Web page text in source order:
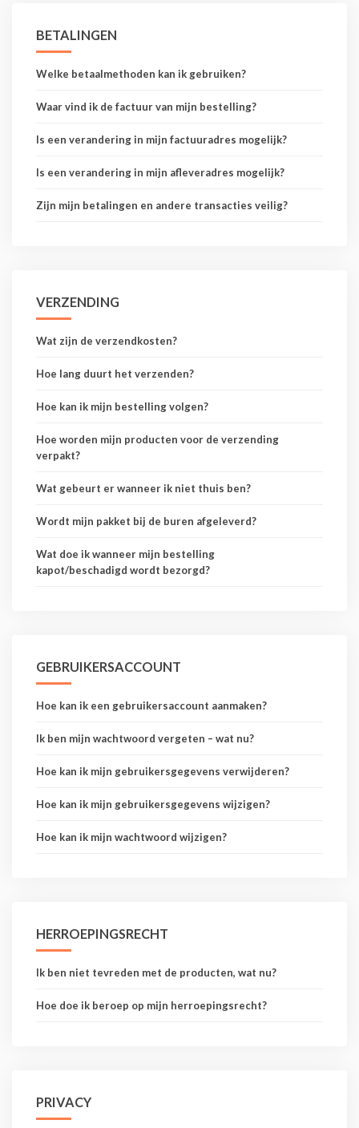
BETALINGEN
Welke betaalmethoden kan ik gebruiken?
Waar vind ik de factuur van mijn bestelling?
Is een verandering in mijn factuuradres mogelijk?
Is een verandering in mijn afleveradres mogelijk?
Zijn mijn betalingen en andere transacties veilig?
VERZENDING
Wat zijn de verzendkosten?
Hoe lang duurt het verzenden?
Hoe kan ik mijn bestelling volgen?
Hoe worden mijn producten voor de verzending
verpakt?
Wat gebeurt er wanneer ik niet thuis ben?
Wordt mijn pakket bij de buren afgeleverd?
Wat doe ik wanneer mijn bestelling
kapot/beschadigd wordt bezorgd?
GEBRUIKERSACCOUNT
Hoe kan ik een gebruikersaccount aanmaken?
Ik ben mijn wachtwoord vergeten – wat nu?
Hoe kan ik mijn gebruikersgegevens verwijderen?
Hoe kan ik mijn gebruikersgegevens wijzigen?
Hoe kan ik mijn wachtwoord wijzigen?
HERROEPINGSRECHT
Ik ben niet tevreden met de producten, wat nu?
Hoe doe ik beroep op mijn herroepingsrecht?
PRIVACY